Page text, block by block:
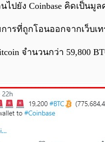
ปยัง Coinbase คิดเป็นมู
รที่ถูกโอนออกจากเว็บเ
จำนวนกว่า 59,800